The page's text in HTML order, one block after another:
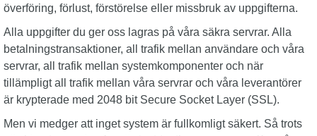
överföring, förlust, förstörelse eller missbruk av uppgifterna.
Alla uppgifter du ger oss lagras på våra säkra servrar. Alla
betalningstransaktioner, all trafik mellan användare och våra
servrar, all trafik mellan systemkomponenter och när
tillämpligt all trafik mellan våra servrar och våra leverantörer
är krypterade med 2048 bit Secure Socket Layer (SSL).
Men vi medger att inget system är fullkomligt säkert. Så trots